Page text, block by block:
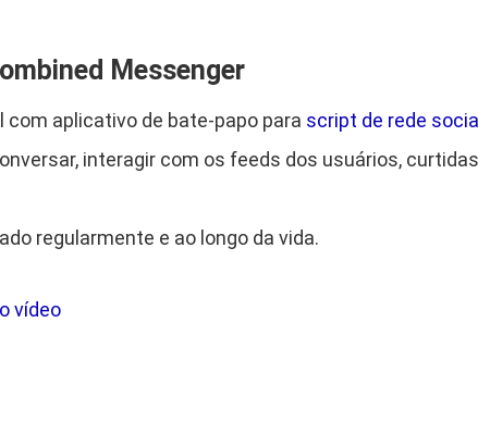
5
,
.
T
U
Messenger
com aplicativo de bate-papo para script de rede
interagir com os feeds dos usuários,
regularmente e ao longo da vida.
vídeo